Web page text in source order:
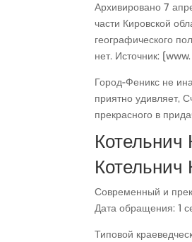
Архивировано 7
части Кировской
географического
нет. Источник: [www.
Город-Феникс не
приятно удивляет,
прекрасного в
Современный и
Дата обращения: 1
Типовой